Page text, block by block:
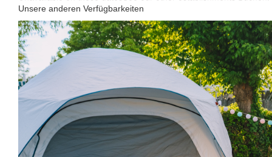
Unsere anderen Verfügbarkeiten